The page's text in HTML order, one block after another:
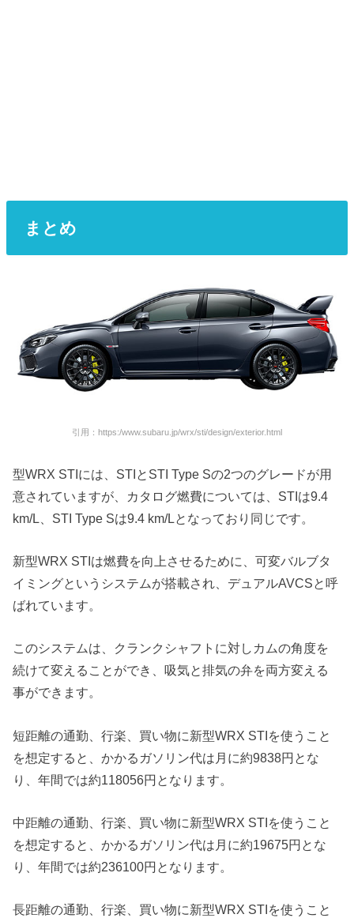
まとめ
引用：https:/www.subaru.jp/wrx/sti/design/exterior.html
型WRX STIには、STIとSTI Type Sの2つのグレードが用
意されていますが、カタログ燃費については、STIは9.4
km/L、STI Type Sは9.4 km/Lとなっており同じです。
新型WRX STIは燃費を向上させるために、可変バルブタ
イミングというシステムが搭載され、デュアルAVCSと呼
ばれています。
このシステムは、クランクシャフトに対しカムの角度を
続けて変えることができ、吸気と排気の弁を両方変える
事ができます。
短距離の通勤、行楽、買い物に新型WRX STIを使うこと
を想定すると、かかるガソリン代は月に約9838円とな
り、年間では約118056円となります。
中距離の通勤、行楽、買い物に新型WRX STIを使うこと
を想定すると、かかるガソリン代は月に約19675円とな
り、年間では約236100円となります。
長距離の通勤、行楽、買い物に新型WRX STIを使うこと